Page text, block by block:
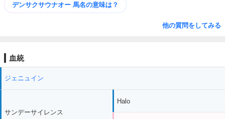
デンサクサウナオー 馬名の意味は？
他の質問をしてみる
血統
ジェニュイン
サンデーサイレンス
Halo